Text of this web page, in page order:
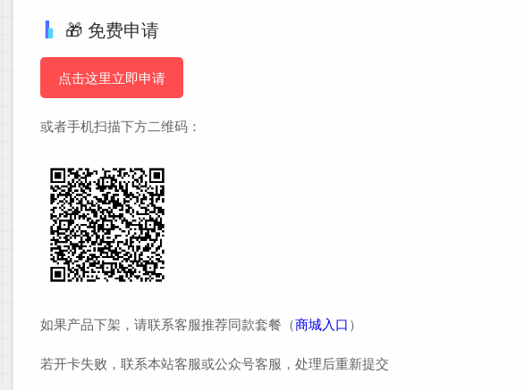
🎁 免费申请
点击这里立即申请
或者手机扫描下方二维码：
如果产品下架，请联系客服推荐同款套餐（商城入口）
若开卡失败，联系本站客服或公众号客服，处理后重新提交